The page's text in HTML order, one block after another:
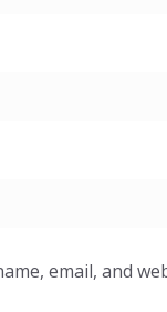
email, and